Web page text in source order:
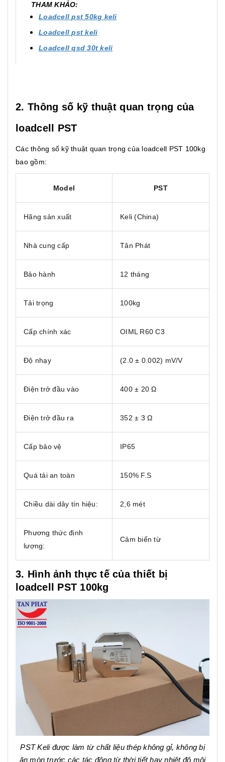
THAM KHẢO:
Loadcell pst 50kg keli
Loadcell pst keli
Loadcell qsd 30t keli
2. Thông số kỹ thuật quan trọng của
loadcell PST
Các thông số kỹ thuật quan trọng của loadcell PST 100kg
bao gồm:
Model PST
Hãng sản xuất Keli (China)
Nhà cung cấp Tân Phát
Bảo hành 12 tháng
Tải trọng 100kg
Cấp chính xác OIML R60 C3
Độ nhạy (2.0 ± 0.002) mV/V
Điện trở đầu vào 400 ± 20 Ω
Điện trở đầu ra 352 ± 3 Ω
Cấp bảo vệ IP65
Quá tải an toàn 150% F.S
Chiều dài dây tín hiệu: 2,6 mét
Phương thức định
lượng:
Cảm biến từ
3. Hình ảnh thực tế của thiết bị
loadcell PST 100kg
PST Keli được làm từ chất liệu thép không gỉ, không bị
ăn mòn trước các tác động từ thời tiết hay nhiệt độ môi